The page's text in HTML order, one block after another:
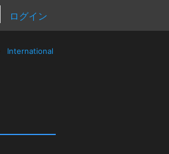
ログイン
International